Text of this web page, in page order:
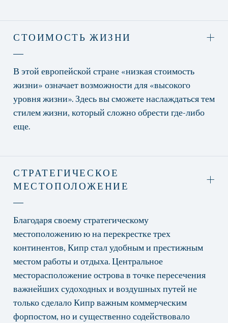
СТОИМОСТЬ ЖИЗНИ
В этой европейской стране «низкая стоимость
жизни» означает возможности для «высокого
уровня жизни». Здесь вы сможете наслаждаться тем
стилем жизни, который сложно обрести где-либо
еще.
СТРАТЕГИЧЕСКОЕ
МЕСТОПОЛОЖЕНИЕ
Благодаря своему стратегическому
местоположению ю на перекрестке трех
континентов, Кипр стал удобным и престижным
местом работы и отдыха. Центральное
месторасположение острова в точке пересечения
важнейших судоходных и воздушных путей не
только сделало Кипр важным коммерческим
форпостом, но и существенно содействовало